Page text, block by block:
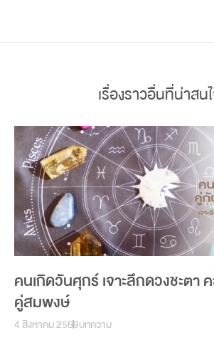
เรื่องราวอื่นที่น่าสน
คนเกิดวันศุกร์ เจาะลึกดวงชะตา
คู่สมพงษ์
4 สิงหาคม 2569บทความ